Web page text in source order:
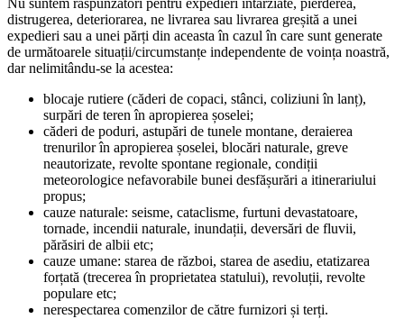
Nu suntem răspunzători pentru expedieri întârziate, pierderea,
distrugerea, deteriorarea, ne livrarea sau livrarea greșită a unei
expedieri sau a unei părți din aceasta în cazul în care sunt generate
de următoarele situații/circumstanțe independente de voința noastră,
dar nelimitându-se la acestea:
blocaje rutiere (căderi de copaci, stânci, coliziuni în lanț),
surpări de teren în apropierea șoselei;
căderi de poduri, astupări de tunele montane, deraierea
trenurilor în apropierea șoselei, blocări naturale, greve
neautorizate, revolte spontane regionale, condiții
meteorologice nefavorabile bunei desfășurări a itinerariului
propus;
cauze naturale: seisme, cataclisme, furtuni devastatoare,
tornade, incendii naturale, inundații, deversări de fluvii,
părăsiri de albii etc;
cauze umane: starea de război, starea de asediu, etatizarea
forțată (trecerea în proprietatea statului), revoluții, revolte
populare etc;
nerespectarea comenzilor de către furnizori și terți.